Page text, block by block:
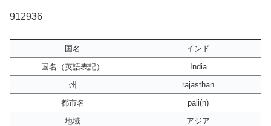
912936
国名
インド
国名（英語表記）
India
州
rajasthan
都市名
pali(n)
地域
アジア